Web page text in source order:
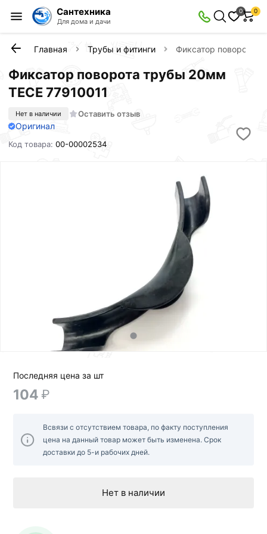
Сантехника
Для дома и дачи
0 0
Главная Трубы и фитинги Фиксатор поворота
Фиксатор поворота трубы 20мм
TECE 77910011
Нет в наличии Оставить отзыв
Оригинал
Код товара:00-00002534
Последняя цена за шт
104 ₽
Всвязи с отсутствием товара, по факту поступления
цена на данный товар может быть изменена. Срок
доставки до 5-и рабочих дней.
Нет в наличии